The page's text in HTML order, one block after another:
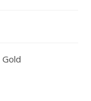
Gold